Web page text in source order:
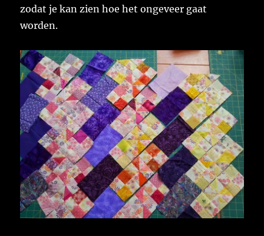
zodat je kan zien hoe het ongeveer gaat
worden.